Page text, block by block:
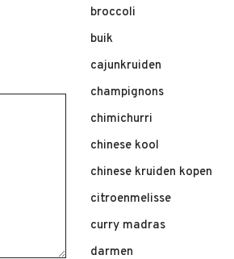
broccoli
buik
cajunkruiden
champignons
chimichurri
chinese kool
chinese kruiden kopen
citroenmelisse
curry madras
darmen